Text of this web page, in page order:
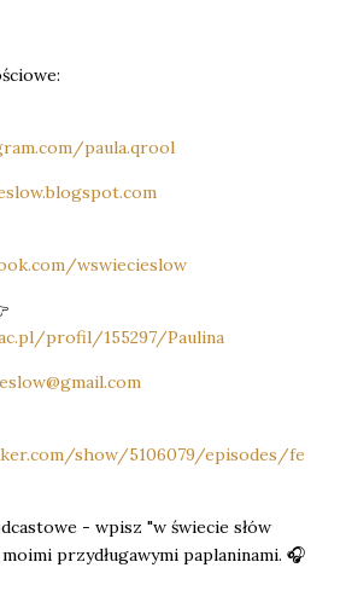
paula.qrool
wswiecieslow
profil/155297/Paulina
show/5106079/episodes/fe
- wpisz "w świecie słów
przydługawymi paplaninami. 🎧